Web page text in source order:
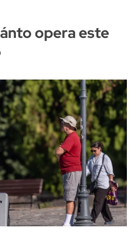
opera este